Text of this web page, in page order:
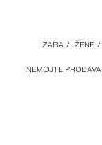
NEMOJTE
ZARA / ŽENE /